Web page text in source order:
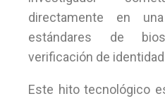
directamente en
estándares de
verificación de
Este hito tecnológico